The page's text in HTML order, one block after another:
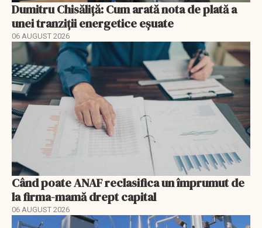
Dumitru Chisăliță: Cum arată nota de plată a
unei tranziții energetice eșuate
06 AUGUST 2026
Când poate ANAF reclasifica un împrumut de
la firma-mamă drept capital
06 AUGUST 2026